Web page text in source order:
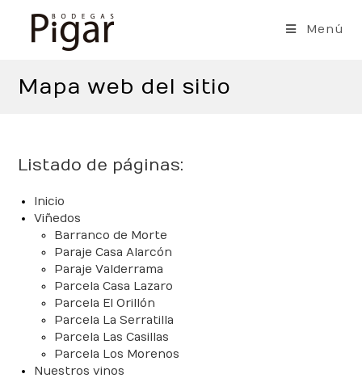
contenido
Menú
Mapa web del sitio
Listado de páginas:
Inicio
Viñedos
Barranco de Morte
Paraje Casa Alarcón
Paraje Valderrama
Parcela Casa Lazaro
Parcela El Orillón
Parcela La Serratilla
Parcela Las Casillas
Parcela Los Morenos
Nuestros vinos